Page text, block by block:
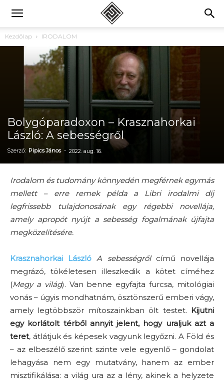
Kezdőlap IRODALOM
Bolygóparadoxon – Krasznahorkai
László: A sebességről
Szerző: Pipics János - 2022. aug. 16.
Irodalom és tudomány könnyedén megférnek egymás
mellett – erre remek példa a Libri irodalmi díj
legfrissebb tulajdonosának egy régebbi novellája,
amely apropót nyújt a sebesség fogalmának újfajta
megközelítésére.
Krasznahorkai László A sebességrőlcímű novellája
megrázó, tökéletesen illeszkedik a kötet címéhez
(Megy a világ). Van benne egyfajta furcsa, mitológiai
vonás – úgyis mondhatnám, ösztönszerű emberi vágy,
amely legtöbbször mítoszainkban ölt testet. Kijutni
egy korlátolt térből annyit jelent, hogy uraljuk azt a
teret, átlátjuk és képesek vagyunk legyőzni. A Föld és
– az elbeszélő szerint szinte vele egyenlő – gondolat
lehagyása nem egy mutatvány, hanem az ember
misztifikálása: a világ ura az a lény, akinek a helyzete